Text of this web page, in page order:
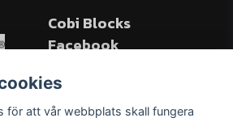
Cobi Blocks
Facebook
för att vår webbplats skall fungera